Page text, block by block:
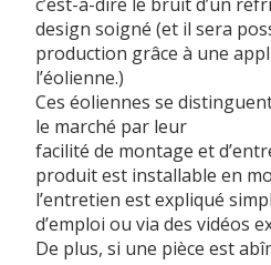
design soigné (et il sera
production grâce à une
l’éolienne.)
Ces éoliennes se
le marché par leur
facilité de montage et
produit est installable en
l’entretien est expliqué
d’emploi ou via des vidéos
De plus, si une pièce est